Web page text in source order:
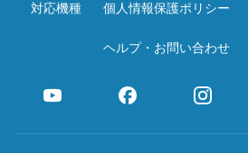
対応機種 個人情報保護ポリシー
ヘルプ・お問い合わせ